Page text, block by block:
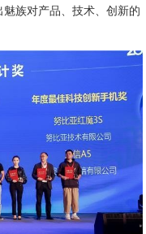
魅族对产品、技术、创新的